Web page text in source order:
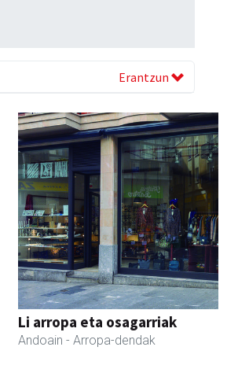
Erantzun
Li arropa eta osagarriak
Andoain - Arropa-dendak